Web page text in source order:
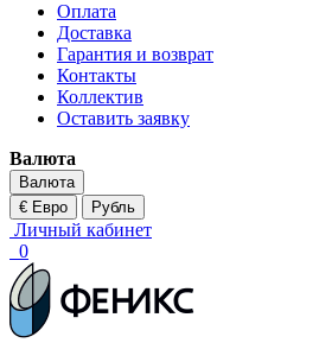
Оплата
Доставка
Гарантия и возврат
Контакты
Коллектив
Оставить заявку
Валюта
Валюта
€ Евро
Рубль
Личный кабинет
0